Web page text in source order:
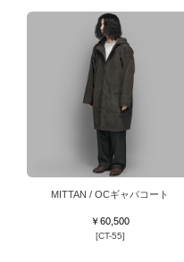
MITTAN / OCギャバコート
￥60,500
[CT-55]